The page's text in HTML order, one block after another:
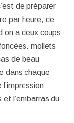
de préparer
par heure, de
on a deux coups
mollets
de beau
dans chaque
et l’embarras du